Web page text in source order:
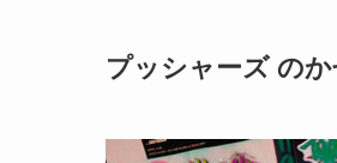
プッシャーズ の